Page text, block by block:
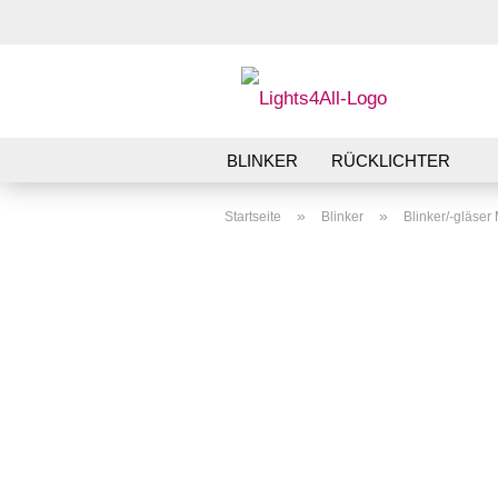
BLINKER RÜCKLICHTER
Startseite » Blinker » Blinker/-gläser